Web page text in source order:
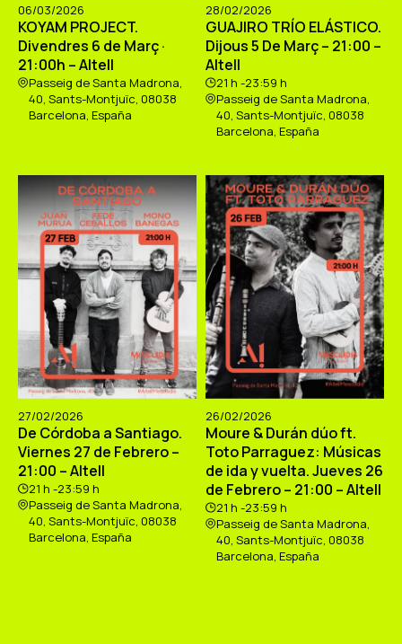
06/03/2026
KOYAM PROJECT.
Divendres 6 de Març ·
21:00h – Altell
Passeig de Santa Madrona,
40, Sants-Montjuïc, 08038
Barcelona, España
28/02/2026
GUAJIRO TRÍO ELÁSTICO.
Dijous 5 De Març – 21:00 –
Altell
21 h -23:59 h
Passeig de Santa Madrona,
40, Sants-Montjuïc, 08038
Barcelona, España
27/02/2026
De Córdoba a Santiago.
Viernes 27 de Febrero –
21:00 – Altell
21 h -23:59 h
Passeig de Santa Madrona,
40, Sants-Montjuïc, 08038
Barcelona, España
26/02/2026
Moure & Durán dúo ft.
Toto Parraguez: Músicas
de ida y vuelta. Jueves 26
de Febrero – 21:00 – Altell
21 h -23:59 h
Passeig de Santa Madrona,
40, Sants-Montjuïc, 08038
Barcelona, España